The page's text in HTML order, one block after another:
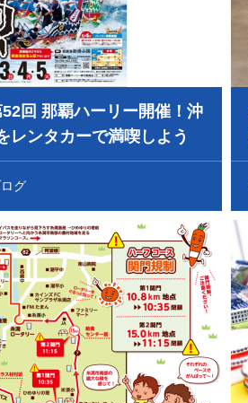
52回 那覇ハーリー開催！沖
レンタカーで満喫しよう
グ